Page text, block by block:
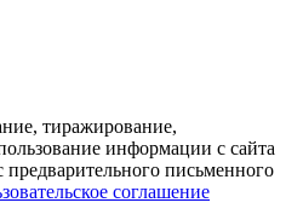
тиражирование,
информации с сайта
письменного
соглашение